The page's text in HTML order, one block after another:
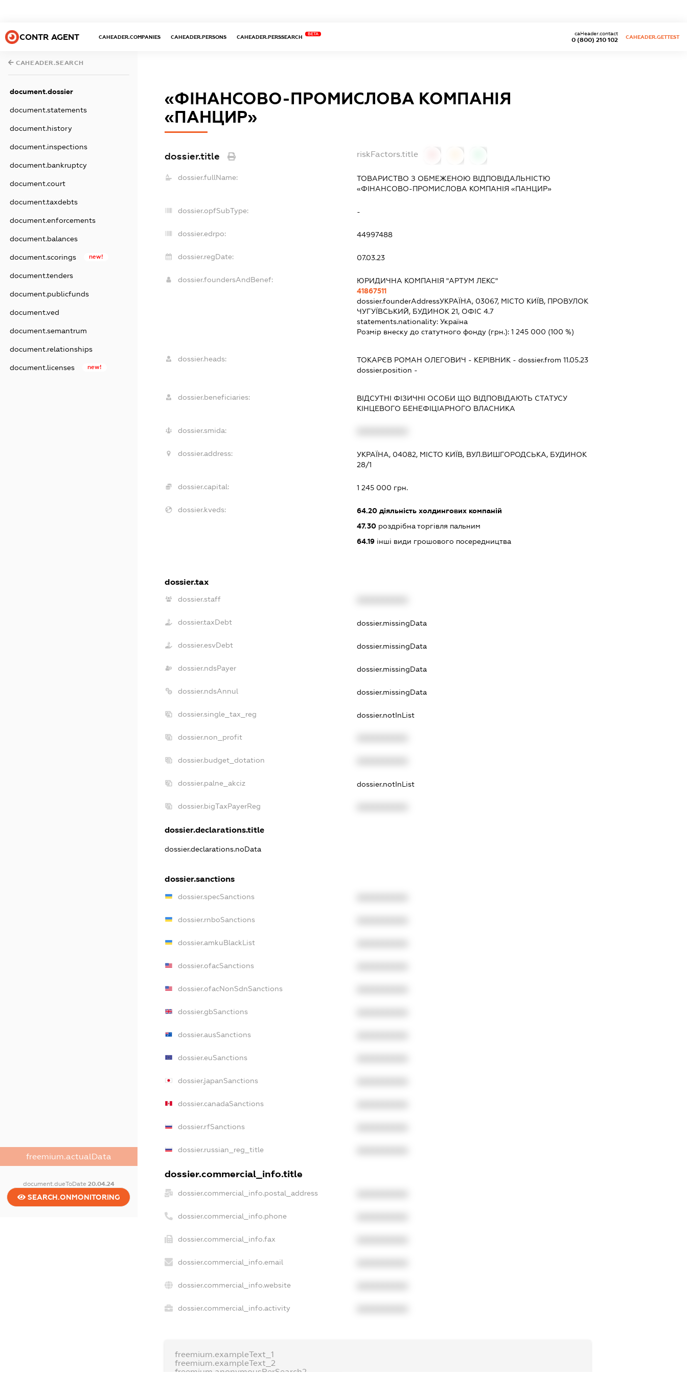
CONTR AGENT CAHEADER.COMPANIES CAHEADER.PERSONS CAHEADER.PERSSEARCH
BETA
0 (800) 210 102
caHeader.contact
CAHEADER.GETTEST
CAHEADER.SEARCH
document.dossier
document.statements
document.history
document.inspections
document.bankruptcy
document.court
document.taxdebts
document.enforcements
document.balances
document.scorings new!
document.tenders
document.publicfunds
document.ved
document.semantrum
document.relationships
document.licenses new!
freemium.actualData
document.dueToDate 20.04.24
SEARCH.ONMONITORING
«ФІНАНСОВО-ПРОМИСЛОВА КОМПАНІЯ
«ПАНЦИР»
dossier.title riskFactors.title
dossier.fullName:
ТОВАРИСТВО З ОБМЕЖЕНОЮ ВІДПОВІДАЛЬНІСТЮ
«ФІНАНСОВО-ПРОМИСЛОВА КОМПАНІЯ «ПАНЦИР»
dossier.opfSubType: -
dossier.edrpo: 44997488
dossier.regDate: 07.03.23
dossier.foundersAndBenef:
ЮРИДИЧНА КОМПАНІЯ "АРТУМ ЛЕКС"
41867511
dossier.founderAddressУКРАЇНА, 03067, МІСТО КИЇВ, ПРОВУЛОК
ЧУГУЇВСЬКИЙ, БУДИНОК 21, ОФІС 4.7
statements.nationality: Україна
Розмір внеску до статутного фонду (грн.): 1 245 000 (100 %)
dossier.heads: ТОКАРЄВ РОМАН ОЛЕГОВИЧ - КЕРІВНИК - dossier.from 11.05.23
dossier.position -
dossier.beneficiaries:
ВІДСУТНІ ФІЗИЧНІ ОСОБИ ЩО ВІДПОВІДАЮТЬ СТАТУСУ
КІНЦЕВОГО БЕНЕФІЦІАРНОГО ВЛАСНИКА
dossier.smida:
dossier.address:
УКРАЇНА, 04082, МІСТО КИЇВ, ВУЛ.ВИШГОРОДСЬКА, БУДИНОК
28/1
dossier.capital: 1 245 000 грн.
dossier.kveds: 64.20діяльність холдингових компаній
47.30роздрібна торгівля пальним
64.19інші види грошового посередництва
dossier.tax
dossier.staff
dossier.taxDebt dossier.missingData
dossier.esvDebt dossier.missingData
dossier.ndsPayer dossier.missingData
dossier.ndsAnnul dossier.missingData
dossier.single_tax_reg dossier.notInList
dossier.non_profit
dossier.budget_dotation
dossier.palne_akciz dossier.notInList
dossier.bigTaxPayerReg
dossier.declarations.title
dossier.declarations.noData
dossier.sanctions
dossier.specSanctions
dossier.rnboSanctions
dossier.amkuBlackList
dossier.ofacSanctions
dossier.ofacNonSdnSanctions
dossier.gbSanctions
dossier.ausSanctions
dossier.euSanctions
dossier.japanSanctions
dossier.canadaSanctions
dossier.rfSanctions
dossier.russian_reg_title
dossier.commercial_info.title
dossier.commercial_info.postal_address
dossier.commercial_info.phone
dossier.commercial_info.fax
dossier.commercial_info.email
dossier.commercial_info.website
dossier.commercial_info.activity
freemium.exampleText_1
freemium.exampleText_2
freemium.anonymousPerSearch2